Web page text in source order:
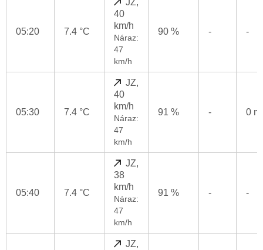
05:20 7.4 °C
JZ,
40
km/h
Náraz:
47
km/h
90 % - -
05:30 7.4 °C
JZ,
40
km/h
Náraz:
47
km/h
91 % - 0
05:40 7.4 °C
JZ,
38
km/h
Náraz:
47
km/h
91 % - -
JZ,